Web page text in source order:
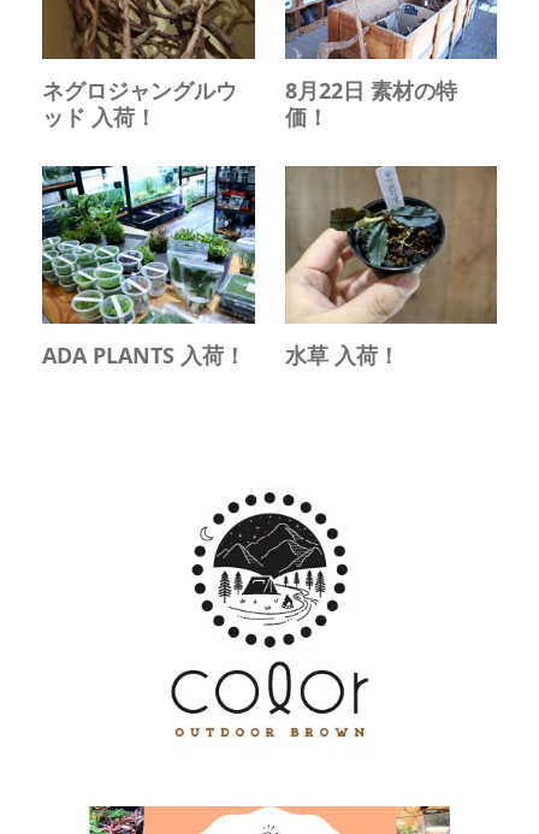
ネグロジャングルウ
ッド 入荷！
8月22日 素材の特
価！
ADA PLANTS 入荷！ 水草 入荷！